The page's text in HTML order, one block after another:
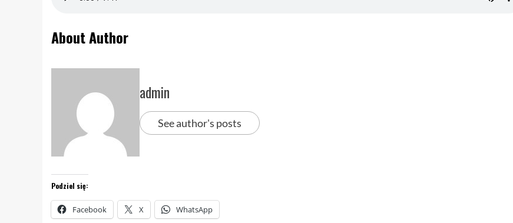
About Author
admin
See author's posts
Podziel się:
Facebook X WhatsApp